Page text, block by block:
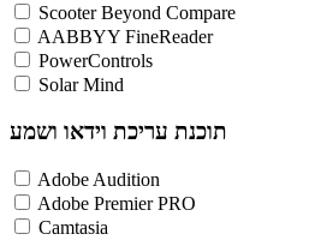
Scooter Beyond Compare
AABBYY FineReader
PowerControls
Solar Mind
תוכנת עריכת וידאו ושמע
Adobe Audition
Adobe Premier PRO
Camtasia